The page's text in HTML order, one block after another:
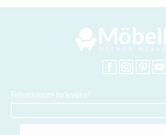
Feliratkozom hírlevélre!